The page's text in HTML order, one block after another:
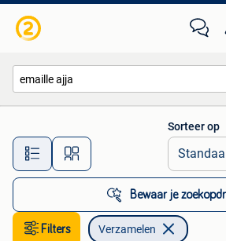
Alle afstanden…
Sorteer op
Bewaar je
Filters Verzamelen